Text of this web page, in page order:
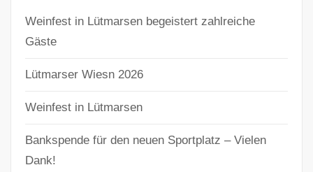
Weinfest in Lütmarsen begeistert zahlreiche
Gäste
Lütmarser Wiesn 2026
Weinfest in Lütmarsen
Bankspende für den neuen Sportplatz – Vielen
Dank!